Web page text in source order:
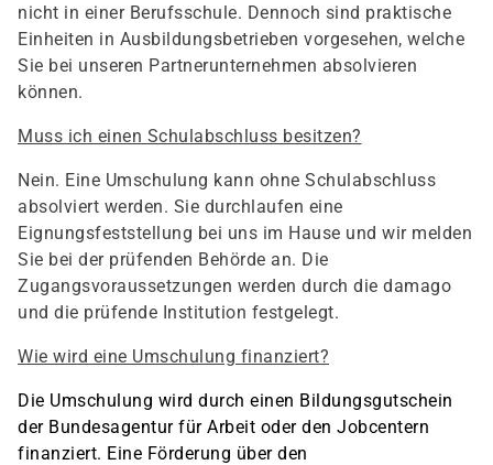
nicht in einer Berufsschule. Dennoch sind praktische
Einheiten in Ausbildungsbetrieben vorgesehen, welche
Sie bei unseren Partnerunternehmen absolvieren
können.
Muss ich einen Schulabschluss besitzen?
Nein. Eine Umschulung kann ohne Schulabschluss
absolviert werden. Sie durchlaufen eine
Eignungsfeststellung bei uns im Hause und wir melden
Sie bei der prüfenden Behörde an. Die
Zugangsvoraussetzungen werden durch die damago
und die prüfende Institution festgelegt.
Wie wird eine Umschulung finanziert?
Die Umschulung wird durch einen Bildungsgutschein
der Bundesagentur für Arbeit oder den Jobcentern
finanziert. Eine Förderung über den